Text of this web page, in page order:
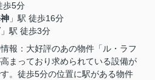
歩5分
」駅 徒歩16分
」駅 徒歩3分
報：大好評のあの物件「ル・ラフ
まっており求められている設備が
。徒歩5分の位置に駅がある物件